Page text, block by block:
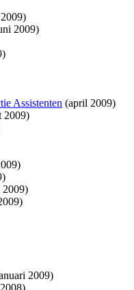
2009)
Assistenten (april 2009)
2009)
2009)
2009)